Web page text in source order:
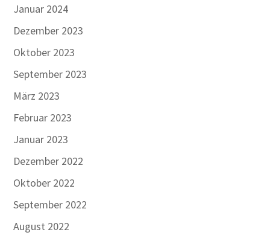
Januar 2024
Dezember 2023
Oktober 2023
September 2023
März 2023
Februar 2023
Januar 2023
Dezember 2022
Oktober 2022
September 2022
August 2022